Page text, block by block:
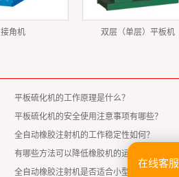
接角机 双层（单层）平板机
平板硫化机的工作原理是什么？
平板硫化机的安全使用注意事项有哪些？
全自动橡胶注射机的工作稳定性如何？
有哪些方法可以降低橡胶机的运行成本？
全自动橡胶注射机是否适合小型生产企业？
在线客服